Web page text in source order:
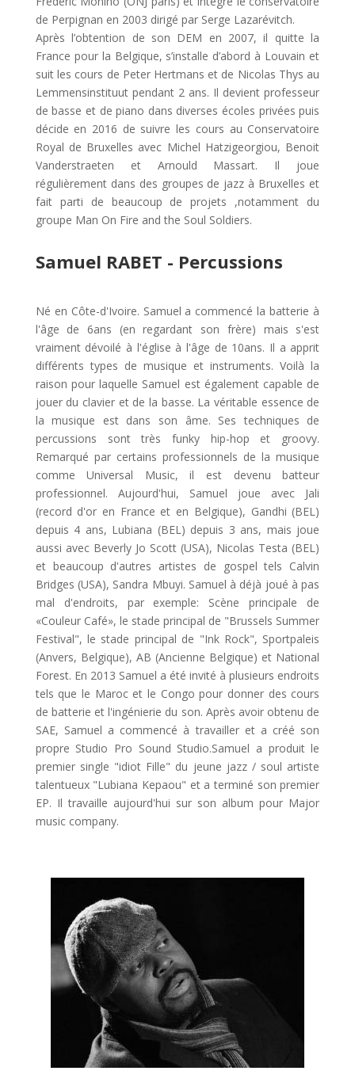
de Perpignan en 2003 dirigé par Serge Lazarévitch.
Après l’obtention de son DEM en 2007, il quitte la
France pour la Belgique, s’installe d’abord à Louvain et
suit les cours de Peter Hertmans et de Nicolas Thys au
Lemmensinstituut pendant 2 ans. Il devient professeur
de basse et de piano dans diverses écoles privées puis
décide en 2016 de suivre les cours au Conservatoire
Royal de Bruxelles avec Michel Hatzigeorgiou, Benoit
Vanderstraeten et Arnould Massart. Il joue
régulièrement dans des groupes de jazz à Bruxelles et
fait parti de beaucoup de projets ,notamment du
groupe Man On Fire and the Soul Soldiers.
Samuel RABET - Percussions
Né en Côte-d'Ivoire. Samuel a commencé la batterie à
l'âge de 6ans (en regardant son frère) mais s'est
vraiment dévoilé à l'église à l'âge de 10ans. Il a apprit
différents types de musique et instruments. Voilà la
raison pour laquelle Samuel est également capable de
jouer du clavier et de la basse. La véritable essence de
la musique est dans son âme. Ses techniques de
percussions sont très funky hip-hop et groovy.
Remarqué par certains professionnels de la musique
comme Universal Music, il est devenu batteur
professionnel. Aujourd'hui, Samuel joue avec Jali
(record d'or en France et en Belgique), Gandhi (BEL)
depuis 4 ans, Lubiana (BEL) depuis 3 ans, mais joue
aussi avec Beverly Jo Scott (USA), Nicolas Testa (BEL)
et beaucoup d'autres artistes de gospel tels Calvin
Bridges (USA), Sandra Mbuyi. Samuel à déjà joué à pas
mal d'endroits, par exemple: Scène principale de
«Couleur Café», le stade principal de "Brussels Summer
Festival", le stade principal de "Ink Rock", Sportpaleis
(Anvers, Belgique), AB (Ancienne Belgique) et National
Forest. En 2013 Samuel a été invité à plusieurs endroits
tels que le Maroc et le Congo pour donner des cours
de batterie et l'ingénierie du son. Après avoir obtenu de
SAE, Samuel a commencé à travailler et a créé son
propre Studio Pro Sound Studio.Samuel a produit le
premier single "idiot Fille" du jeune jazz / soul artiste
talentueux "Lubiana Kepaou" et a terminé son premier
EP. Il travaille aujourd'hui sur son album pour Major
music company.